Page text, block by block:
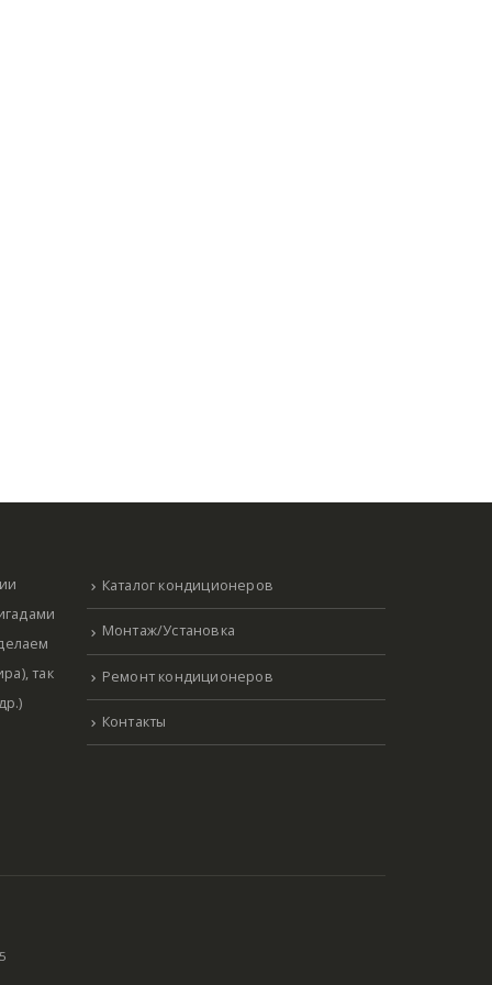
так
Каталог кондиционеров
Монтаж/Установка
Ремонт кондиционеров
Контакты